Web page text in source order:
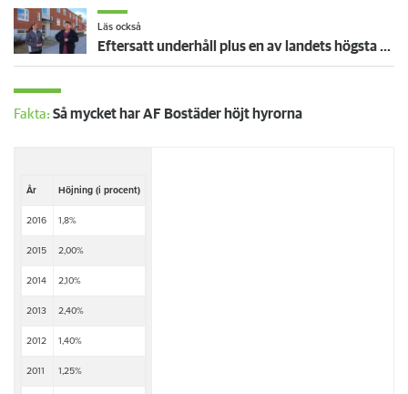
Läs också
Eftersatt underhåll plus en av landets högsta hyreshöjningar – hyresgäster får ta smällen för miljonförlusterna
Fakta: Så mycket har AF Bostäder höjt hyrorna
År Höjning (i procent)
2016 1,8%
2015 2,00%
2014 2,10%
2013 2,40%
2012 1,40%
2011 1,25%